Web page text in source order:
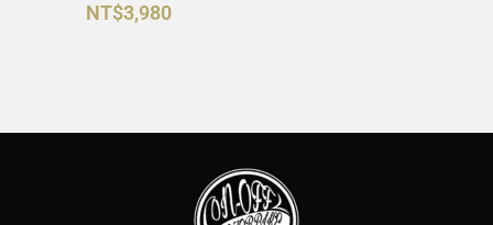
NT$3,980